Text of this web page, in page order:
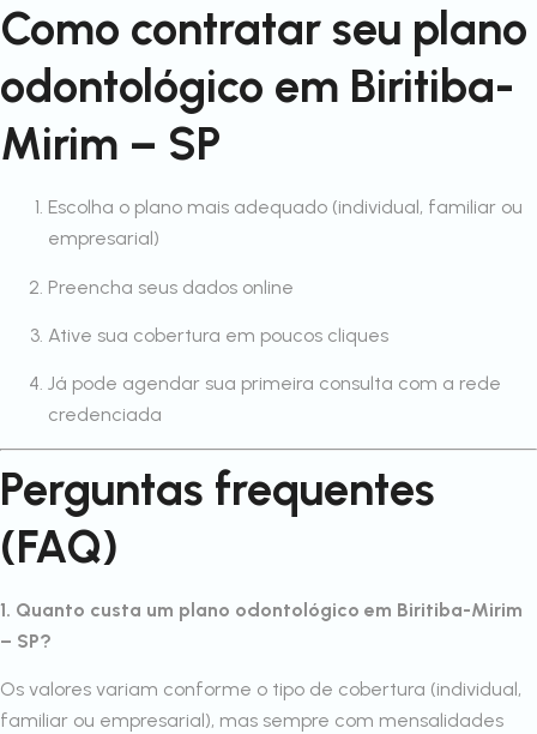
Como contratar seu plano
odontológico em Biritiba-
Mirim – SP
Escolha o plano mais adequado (individual, familiar ou
empresarial)
Preencha seus dados online
Ative sua cobertura em poucos cliques
Já pode agendar sua primeira consulta com a rede
credenciada
Perguntas frequentes
(FAQ)
1. Quanto custa um plano odontológico em Biritiba-Mirim
– SP?
Os valores variam conforme o tipo de cobertura (individual,
familiar ou empresarial), mas sempre com mensalidades